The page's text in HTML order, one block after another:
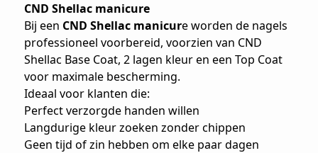
CND Shellac manicure
Bij een CND Shellac manicure worden de nagels
professioneel voorbereid, voorzien van CND
Shellac Base Coat, 2 lagen kleur en een Top Coat
voor maximale bescherming.
Ideaal voor klanten die:
Perfect verzorgde handen willen
Langdurige kleur zoeken zonder chippen
Geen tijd of zin hebben om elke paar dagen